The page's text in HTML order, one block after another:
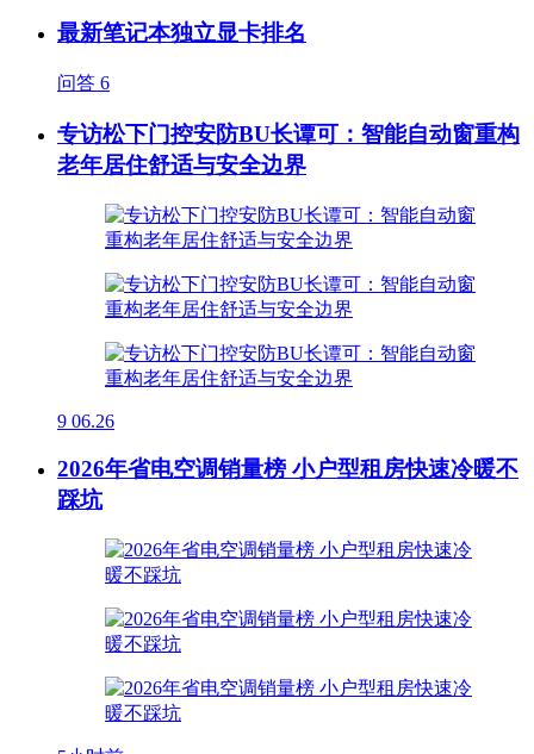
最新笔记本独立显卡排名
问答 6
专访松下门控安防BU长谭可：智能自动窗重构
老年居住舒适与安全边界
9 06.26
2026年省电空调销量榜 小户型租房快速冷暖不
踩坑